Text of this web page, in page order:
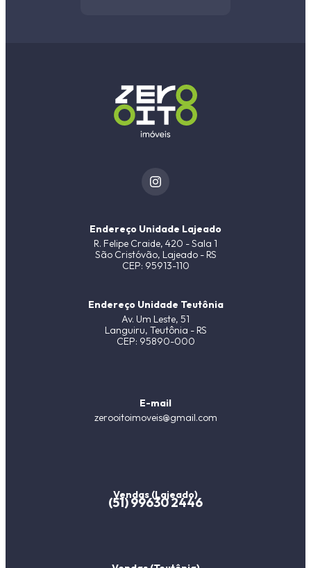
Endereço Unidade Lajeado
R. Felipe Craide, 420 - Sala 1
São Cristóvão, Lajeado - RS
CEP: 95913-110
Endereço Unidade Teutônia
Av. Um Leste, 51
Languiru, Teutônia - RS
CEP: 95890-000
E-mail
zerooitoimoveis@gmail.com
Vendas (Lajeado)
(51) 99630 2446